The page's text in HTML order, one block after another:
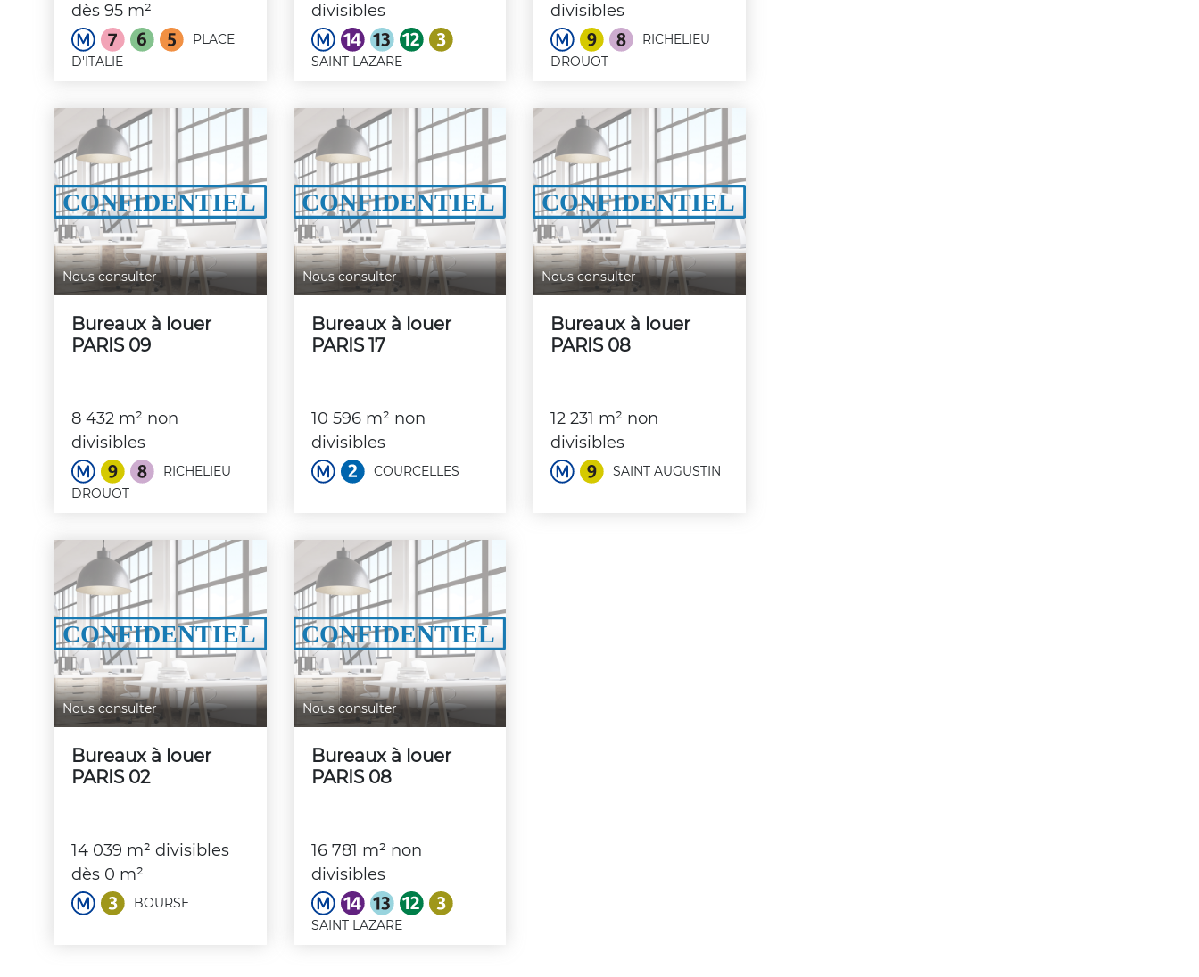
dès 95 m²
PLACE
D'ITALIE
divisibles
SAINT LAZARE
divisibles
RICHELIEU
DROUOT
Nous consulter
Bureaux à louer
PARIS 09
8 432 m² non
divisibles
RICHELIEU
DROUOT
Nous consulter
Bureaux à louer
PARIS 17
10 596 m² non
divisibles
COURCELLES
Nous consulter
Bureaux à louer
PARIS 08
12 231 m² non
divisibles
SAINT AUGUSTIN
Nous consulter
Bureaux à louer
PARIS 02
14 039 m² divisibles
dès 0 m²
BOURSE
Nous consulter
Bureaux à louer
PARIS 08
16 781 m² non
divisibles
SAINT LAZARE